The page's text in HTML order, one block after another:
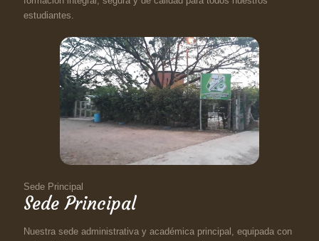
estudiantes.
Sede Principal
Sede Principal
Nuestra sede administrativa y académica principal, equipada con